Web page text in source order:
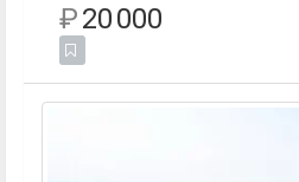
₽20 000